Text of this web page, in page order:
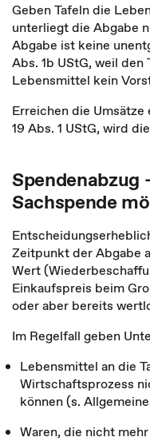
Geben Tafeln die
unterliegt die Abgabe
Abgabe ist keine
Abs. 1b UStG, weil
Lebensmittel kein
Erreichen die Umsätze
19 Abs. 1 UStG, wird
Spendenabzug
Sachspende
Zeitpunkt der Abgabe
Wert
Einkaufspreis beim
oder aber bereits
Im Regelfall geben
Lebensmittel an die
Wirtschaftsprozess
können (s.
Waren, die nicht